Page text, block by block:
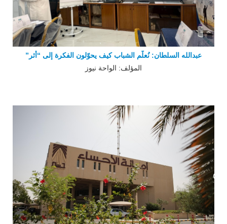
عبدالله السلطان: نُعلّم الشباب كيف يحوّلون الفكرة إلى “أثر”
المؤلف: الواحة نيوز